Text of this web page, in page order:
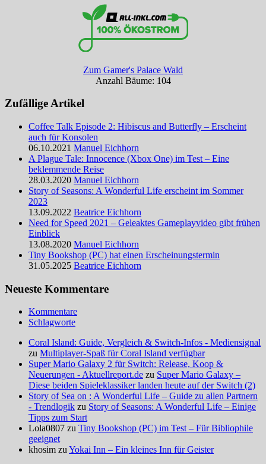
Zum Gamer's Palace Wald
Anzahl Bäume: 104
Zufällige Artikel
Coffee Talk Episode 2: Hibiscus and Butterfly – Erscheint
auch für Konsolen
06.10.2021 Manuel Eichhorn
A Plague Tale: Innocence (Xbox One) im Test – Eine
beklemmende Reise
28.03.2020 Manuel Eichhorn
Story of Seasons: A Wonderful Life erscheint im Sommer
2023
13.09.2022 Beatrice Eichhorn
Need for Speed 2021 – Geleaktes Gameplayvideo gibt frühen
Einblick
13.08.2020 Manuel Eichhorn
Tiny Bookshop (PC) hat einen Erscheinungstermin
31.05.2025 Beatrice Eichhorn
Neueste Kommentare
Kommentare
Schlagworte
Coral Island: Guide, Vergleich & Switch-Infos - Mediensignal
zu Multiplayer-Spaß für Coral Island verfügbar
Super Mario Galaxy 2 für Switch: Release, Koop &
Neuerungen - Aktuellreport.de zu Super Mario Galaxy –
Diese beiden Spieleklassiker landen heute auf der Switch (2)
Story of Sea on : A Wonderful Life – Guide zu allen Partnern
- Trendlogik zu Story of Seasons: A Wonderful Life – Einige
Tipps zum Start
Lola0807 zu Tiny Bookshop (PC) im Test – Für Bibliophile
geeignet
khosim zuYokai Inn – Ein kleines Inn für Geister